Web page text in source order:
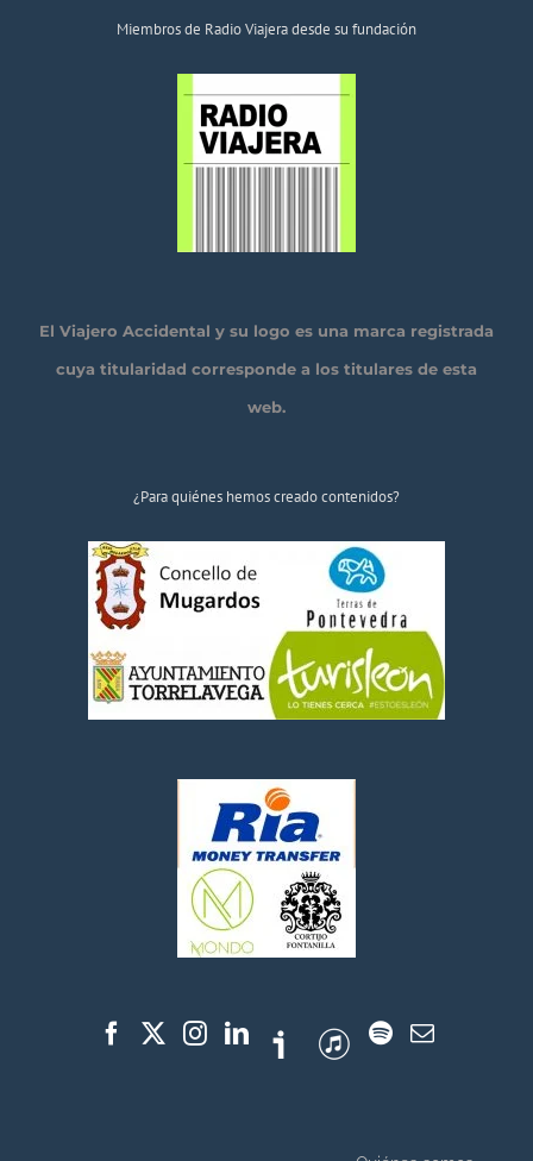
Miembros de Radio Viajera desde su fundación
El Viajero Accidental y su logo es una marca registrada
cuya titularidad corresponde a los titulares de esta
web.
¿Para quiénes hemos creado contenidos?